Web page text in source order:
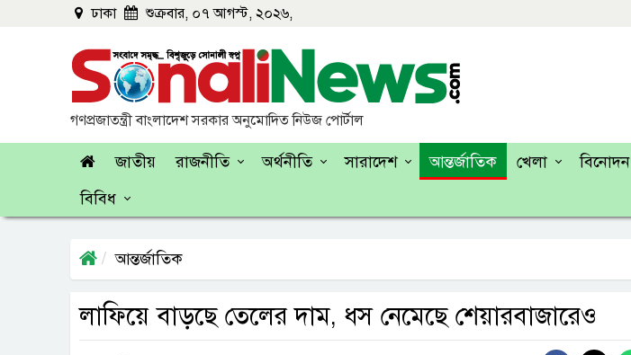
ঢাকা শুক্রবার, ০৭ আগস্ট, ২০২৬,
গণপ্রজাতন্ত্রী বাংলাদেশ সরকার অনুমোদিত নিউজ পোর্টাল
জাতীয় রাজনীতি অর্থনীতি সারাদেশ আন্তর্জাতিক খেলা বিনোদন
বিবিধ
আন্তর্জাতিক
লাফিয়ে বাড়ছে তেলের দাম, ধস নেমেছে শেয়ারবাজারেও